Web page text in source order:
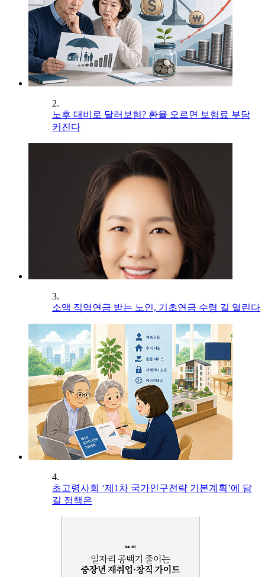
2.
노후 대비로 달러보험? 환율 오르면 보험료 부담
커진다
3.
소액 직역연금 받는 노인, 기초연금 수령 길 열린다
4.
초고령사회 ‘제1차 국가인구전략 기본계획’에 담
길 정책은